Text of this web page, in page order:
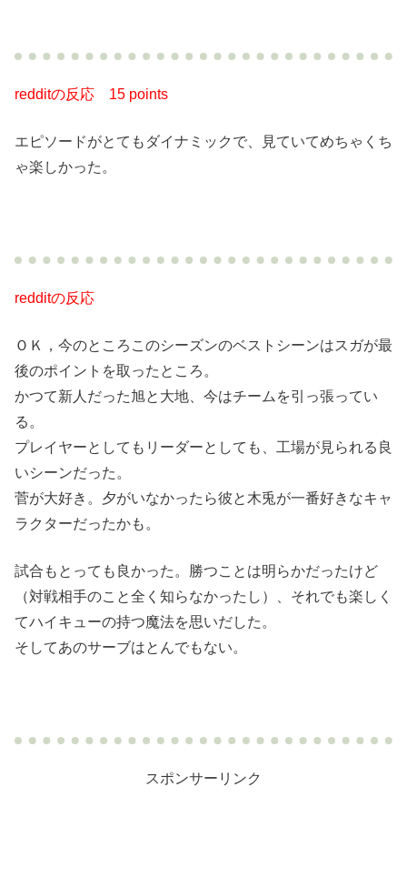
redditの反応 15 points
エピソードがとてもダイナミックで、見ていてめちゃくち
ゃ楽しかった。
redditの反応
ＯＫ，今のところこのシーズンのベストシーンはスガが最
後のポイントを取ったところ。
かつて新人だった旭と大地、今はチームを引っ張ってい
る。
プレイヤーとしてもリーダーとしても、工場が見られる良
いシーンだった。
菅が大好き。夕がいなかったら彼と木兎が一番好きなキャ
ラクターだったかも。
試合もとっても良かった。勝つことは明らかだったけど
（対戦相手のこと全く知らなかったし）、それでも楽しく
てハイキューの持つ魔法を思いだした。
そしてあのサーブはとんでもない。
スポンサーリンク